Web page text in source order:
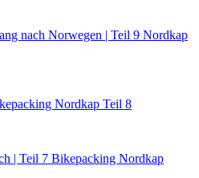
nach Norwegen | Teil 9 Nordkap
Nordkap Teil 8
| Teil 7 Bikepacking Nordkap